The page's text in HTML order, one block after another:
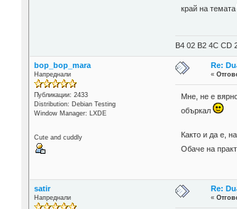
край на
B4 02 B2 4C CD
bop_bop_mara
Напреднали
Публикации: 2433
Distribution: Debian Testing
Window Manager: LXDE
Cute and cuddly
Re:
«
Мне, не е
объркал
Както и да е,
Обаче на
satir
Напреднали
Re:
«